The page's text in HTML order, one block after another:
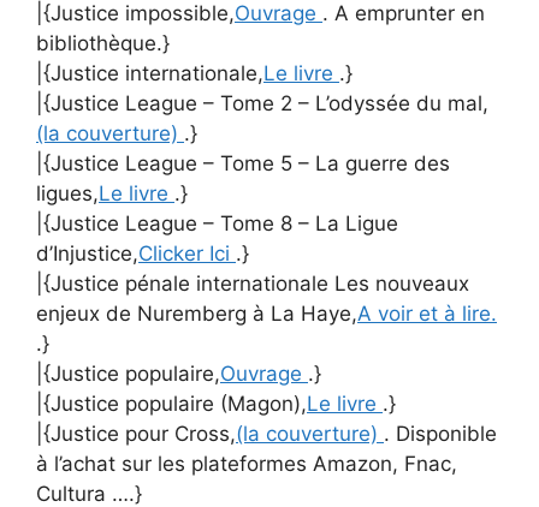
|{Justice impossible,Ouvrage . A emprunter en
bibliothèque.}
|{Justice internationale,Le livre .}
|{Justice League – Tome 2 – L’odyssée du mal,
(la couverture) .}
|{Justice League – Tome 5 – La guerre des
ligues,Le livre .}
|{Justice League – Tome 8 – La Ligue
d’Injustice,Clicker Ici .}
|{Justice pénale internationale Les nouveaux
enjeux de Nuremberg à La Haye,A voir et à lire.
.}
|{Justice populaire,Ouvrage .}
|{Justice populaire (Magon),Le livre .}
|{Justice pour Cross,(la couverture) . Disponible
à l’achat sur les plateformes Amazon, Fnac,
Cultura ….}